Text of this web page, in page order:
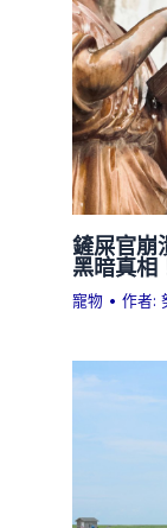
鏟屎官崩
黑暗真相
寵物 • 作者: